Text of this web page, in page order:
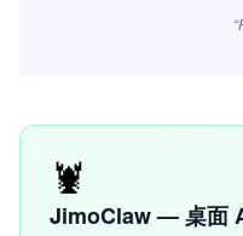
🦞
JimoClaw — 桌面